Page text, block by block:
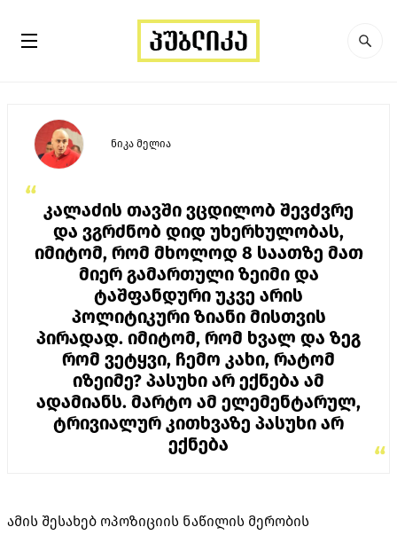
ნიკა მელია
“ კალაძის თავში ვცდილობ შევძვრე
და ვგრძნობ დიდ უხერხულობას,
იმიტომ, რომ მხოლოდ 8 საათზე მათ
მიერ გამართული ზეიმი და
ტაშფანდური უკვე არის
პოლიტიკური ზიანი მისთვის
პირადად. იმიტომ, რომ ხვალ და ზეგ
რომ ვეტყვი, ჩემო კახი, რატომ
იზეიმე? პასუხი არ ექნება ამ
ადამიანს. მარტო ამ ელემენტარულ,
ტრივიალურ კითხვაზე პასუხი არ
ექნება
“
ამის შესახებ ოპოზიციის ნაწილის მერობის